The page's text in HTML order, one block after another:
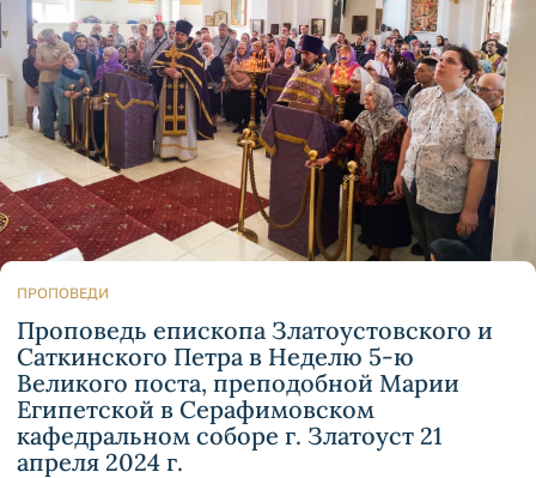
ПРОПОВЕДИ
Проповедь епископа Златоустовского и
Саткинского Петра в Неделю 5-ю
Великого поста, преподобной Марии
Египетской в Серафимовском
кафедральном соборе г. Златоуст 21
апреля 2024 г.